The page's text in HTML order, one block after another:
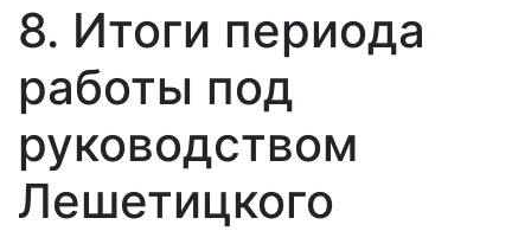
8. Итоги периода
работы под
руководством
Лешетицкого